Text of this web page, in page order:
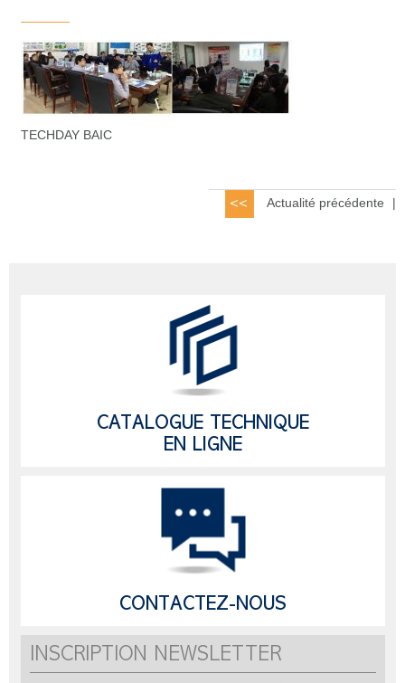
TECHDAY BAIC
Actualité précédente |
CATALOGUE TECHNIQUE
EN LIGNE
CONTACTEZ-NOUS
INSCRIPTION NEWSLETTER